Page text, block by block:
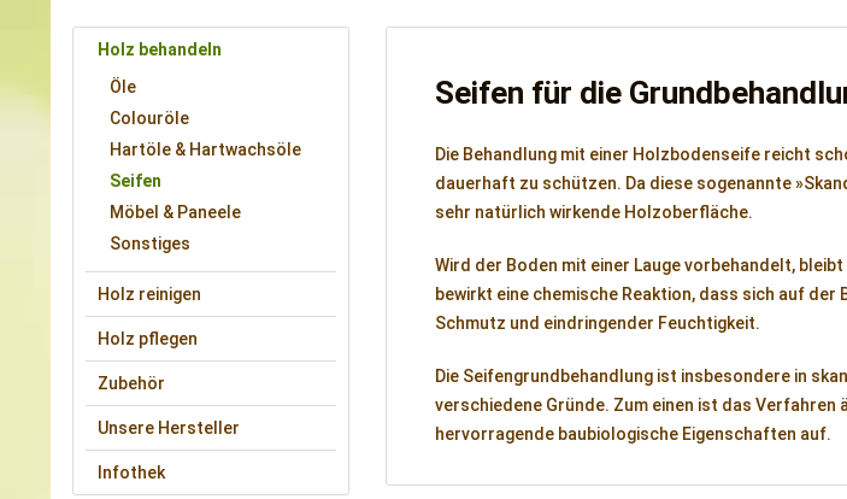
Holz behandeln
Öle
Colouröle
Hartöle & Hartwachsöle
Seifen
Möbel & Paneele
Sonstiges
Holz reinigen
Holz pflegen
Zubehör
Unsere Hersteller
Infothek
Seifen für die
Die Behandlung mit einer Holzbodenseife reicht
dauerhaft zu schützen. Da diese sogenannte
sehr natürlich wirkende Holzoberfläche.
Wird der Boden mit einer Lauge vorbehandelt,
bewirkt eine chemische Reaktion, dass sich auf
Schmutz und eindringender Feuchtigkeit.
Die Seifengrundbehandlung ist insbesondere in
verschiedene Gründe. Zum einen ist das
hervorragende baubiologische Eigenschaften auf.